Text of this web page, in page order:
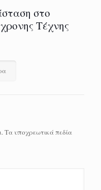
στο
Τέχνης
Τα υποχρεωτικά πεδία